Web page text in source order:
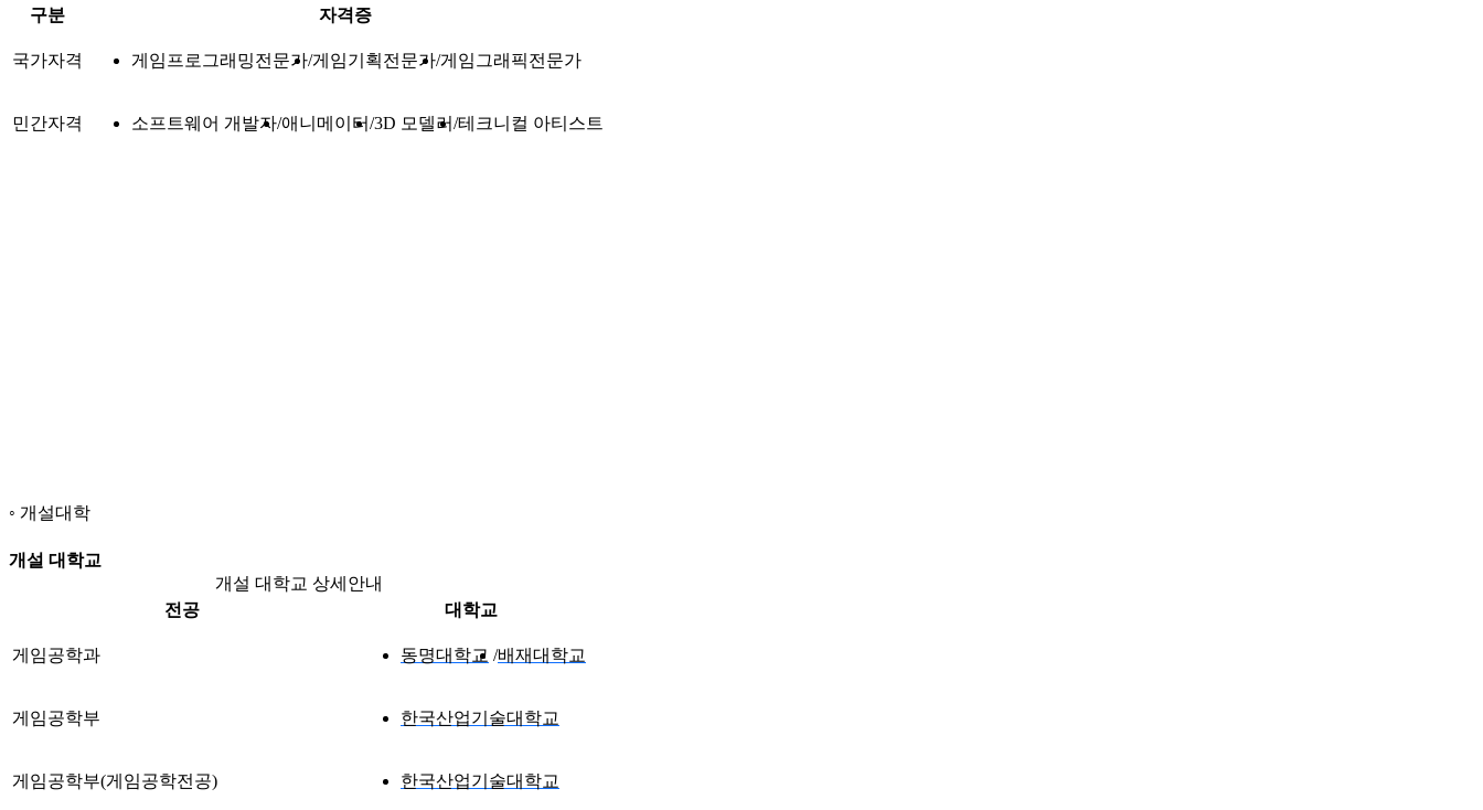
구분
자격증
국가자격 게임프로그래밍전문가 게임기획전문가 게임그래픽전문가
민간자격 소프트웨어 개발자 애니메이터 3D 모델러 테크니컬 아티스트
개설대학
개설 대학교
개설 대학교 상세안내
전공
대학교
게임공학과 동명대학교 배재대학교
게임공학부 한국산업기술대학교
게임공학부(게임공학전공) 한국산업기술대학교